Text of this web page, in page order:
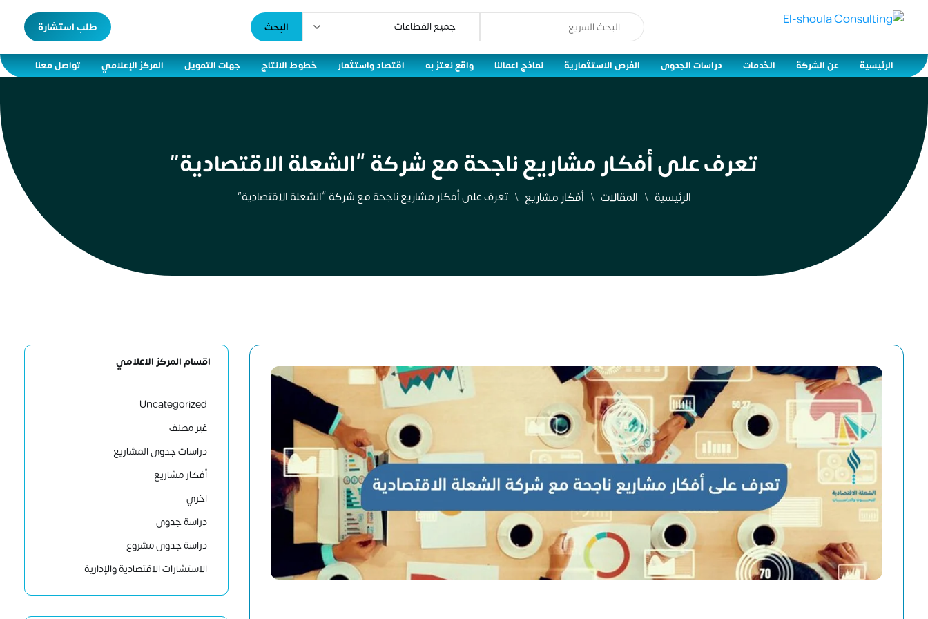
البحث طلب استشارة
الرئيسية عن الشركة الخدمات دراسات الجدوى الفرص الاستثمارية نماذج اعمالنا واقع نعتز به اقتصاد واستثمار خطوط الانتاج جهات التمويل المركز الإعلامي تواصل معنا
تعرف على أفكار مشاريع ناجحة مع شركة “الشعلة الاقتصادية”
الرئيسية المقالات أفكار مشاريع تعرف على أفكار مشاريع ناجحة مع شركة “الشعلة الاقتصادية”
اقسام المركز الاعلامي
Uncategorized
غير مصنف
دراسات جدوى المشاريع
أفكار مشاريع
اخري
دراسة جدوى
دراسة جدوى مشروع
الاستشارات الاقتصادية والإدارية